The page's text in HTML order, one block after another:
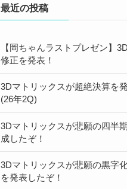
最近の投稿
【岡ちゃんラストプレゼン】
修正を発表！
3Dマトリックスが超絶決算を
(26年2Q)
3Dマトリックスが悲願の四半
成したぞ！
3Dマトリックスが悲願の黒字
を発表したぞ！